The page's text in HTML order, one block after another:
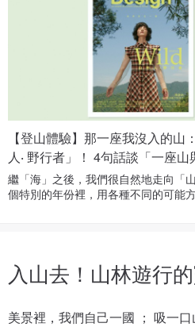
【登山體驗】那一座我沒入的山
人‧ 野行者」！ 4句話談「一座山
繼「海」之後，我們很自然地走向
個特別的年份裡，用各種不同的可能
入山去！山林遊行
美景裡，我們自己一國 ； 吸一